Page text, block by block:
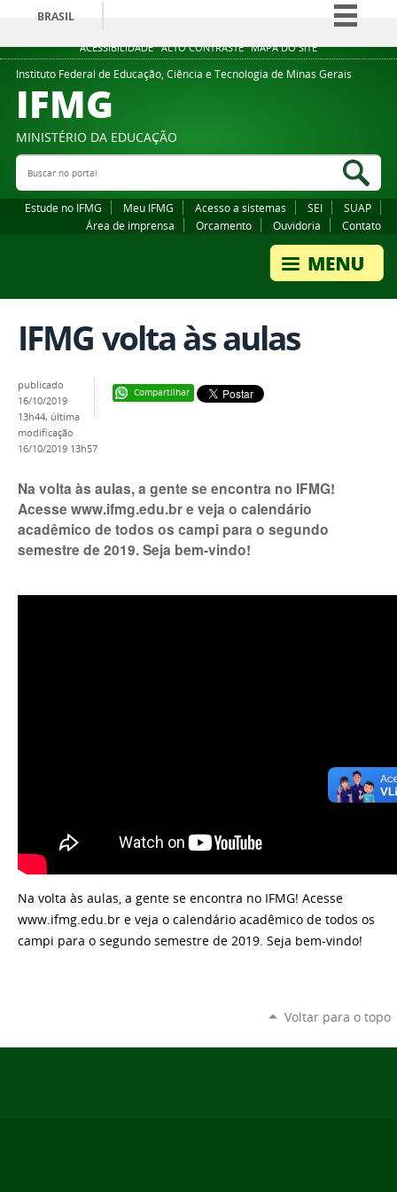
ACESSIBILIDADE ALTO CONTRASTE MAPA DO SITE
BRASIL
Simplifique!
Comunica BR
Legislação
Instituto Federal de Educação, Ciência e Tecnologia de Minas Gerais
IFMG
MINISTÉRIO DA EDUCAÇÃO
Buscar no portal
Estude no IFMG Meu IFMG Acesso a sistemas SEI
SUAP
Área de imprensa
Orcamento Ouvidoria Contato
IFMG volta às aulas
Compartilhar
publicado
16/10/2019
13h44, última
modificação
16/10/2019 13h57
Na volta às aulas, a gente se encontra no IFMG!
Acesse www.ifmg.edu.br e veja o calendário
acadêmico de todos os campi para o segundo
semestre de 2019. Seja bem-vindo!
Na volta às aulas, a gente se encontra no IFMG! Acesse
www.ifmg.edu.br e veja o calendário acadêmico de todos os
campi para o segundo semestre de 2019. Seja bem-vindo!
Voltar para o topo